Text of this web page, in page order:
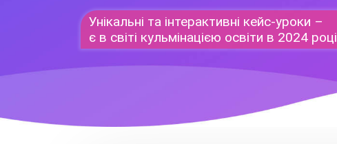
Унікальні та інтерактивні кейс-уроки –
є в світі кульмінацією освіти в 2024 році